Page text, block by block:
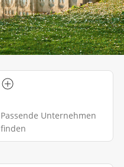
Passende Unternehmen
finden